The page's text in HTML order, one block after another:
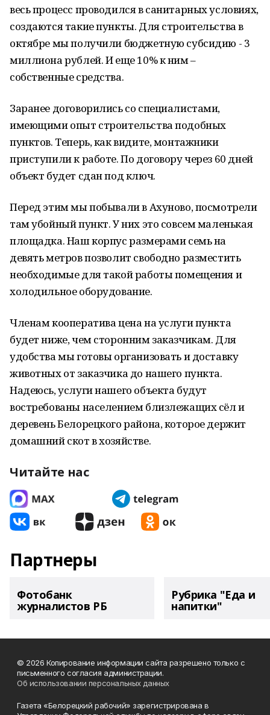
весь процесс проводился в санитарных условиях,
создаются такие пункты. Для строительства в
октябре мы получили бюджетную субсидию - 3
миллиона рублей. И еще 10% к ним –
собственные средства.
Заранее договорились со специалистами,
имеющими опыт строительства подобных
пунктов. Теперь, как видите, монтажники
приступили к работе. По договору через 60 дней
объект будет сдан под ключ.
Перед этим мы побывали в Ахуново, посмотрели
там убойный пункт. У них это совсем маленькая
площадка. Наш корпус размерами семь на
девять метров позволит свободно разместить
необходимые для такой работы помещения и
холодильное оборудование.
Членам кооператива цена на услуги пункта
будет ниже, чем сторонним заказчикам. Для
удобства мы готовы организовать и доставку
животных от заказчика до нашего пункта.
Надеюсь, услуги нашего объекта будут
востребованы населением близлежащих сёл и
деревень Белорецкого района, которое держит
домашний скот в хозяйстве.
Читайте нас
Партнеры
Фотобанк
журналистов РБ
Рубрика "Еда и
напитки"
© 2026 Копирование информации сайта разрешено только с
письменного согласия администрации.
Об использовании персональных данных
Газета «Белорецкий рабочий» зарегистрирована в